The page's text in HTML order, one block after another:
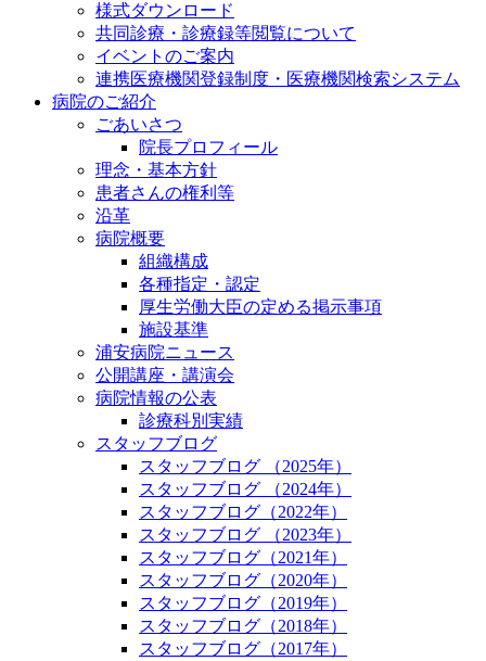
様式ダウンロード
共同診療・診療録等閲覧について
イベントのご案内
連携医療機関登録制度・医療機関検索システム
病院のご紹介
ごあいさつ
院長プロフィール
理念・基本方針
患者さんの権利等
沿革
病院概要
組織構成
各種指定・認定
厚生労働大臣の定める掲示事項
施設基準
浦安病院ニュース
公開講座・講演会
病院情報の公表
診療科別実績
スタッフブログ
スタッフブログ （2025年）
スタッフブログ （2024年）
スタッフブログ（2022年）
スタッフブログ （2023年）
スタッフブログ（2021年）
スタッフブログ（2020年）
スタッフブログ（2019年）
スタッフブログ（2018年）
スタッフブログ（2017年）